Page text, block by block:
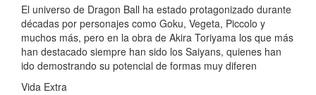
El universo de Dragon Ball ha estado protagonizado durante
décadas por personajes como Goku, Vegeta, Piccolo y
muchos más, pero en la obra de Akira Toriyama los que más
han destacado siempre han sido los Saiyans, quienes han
ido demostrando su potencial de formas muy diferen
Vida Extra